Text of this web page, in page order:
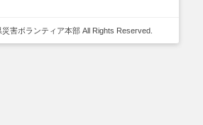
害ボランティア本部 All Rights Reserved.